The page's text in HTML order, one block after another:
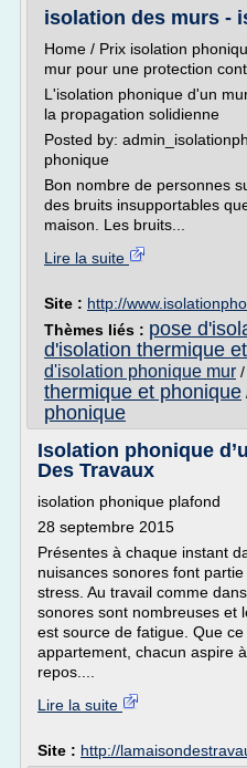
isolation des murs -
Home / Prix isolation
mur pour une protection
L'isolation phonique d'un
la propagation solidienne
Posted by:
phonique
Bon nombre de personnes
des bruits insupportables
maison. Les bruits...
Lire la suite
Site : http://
Thèmes liés : pose
d'isolation thermique
d'isolation phonique mur /
thermique et phonique
phonique
Isolation phonique
Des Travaux
isolation phonique plafond
28 septembre 2015
Présentes à chaque instant
nuisances sonores font
stress. Au travail comme
sonores sont nombreuses et
est source de fatigue. Que
appartement, chacun aspire
repos....
Lire la suite
Site : http://